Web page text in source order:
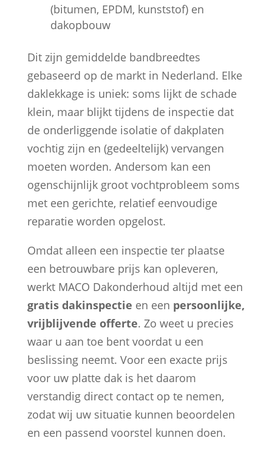
(bitumen, EPDM, kunststof) en
dakopbouw
Dit zijn gemiddelde bandbreedtes
gebaseerd op de markt in Nederland. Elke
daklekkage is uniek: soms lijkt de schade
klein, maar blijkt tijdens de inspectie dat
de onderliggende isolatie of dakplaten
vochtig zijn en (gedeeltelijk) vervangen
moeten worden. Andersom kan een
ogenschijnlijk groot vochtprobleem soms
met een gerichte, relatief eenvoudige
reparatie worden opgelost.
Omdat alleen een inspectie ter plaatse
een betrouwbare prijs kan opleveren,
werkt MACO Dakonderhoud altijd met een
gratis dakinspectie en een persoonlijke,
vrijblijvende offerte. Zo weet u precies
waar u aan toe bent voordat u een
beslissing neemt. Voor een exacte prijs
voor uw platte dak is het daarom
verstandig direct contact op te nemen,
zodat wij uw situatie kunnen beoordelen
en een passend voorstel kunnen doen.